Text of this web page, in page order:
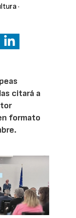
·
citará a
formato